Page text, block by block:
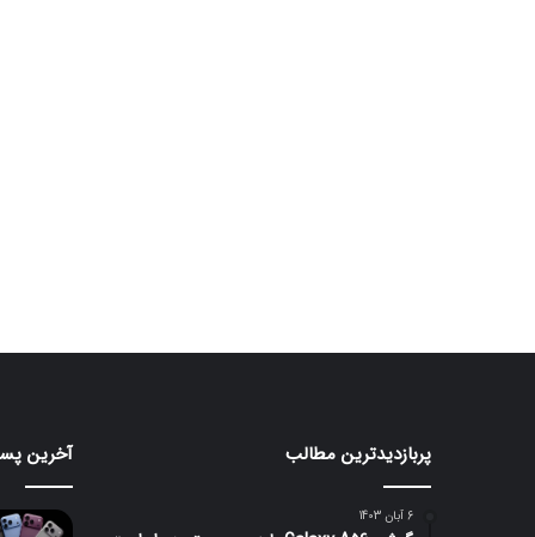
پربازدیدترین مطالب
6 آبان 1403
آخرین
مانیتور
هرتزی
تبلت
Moto
Pad
70